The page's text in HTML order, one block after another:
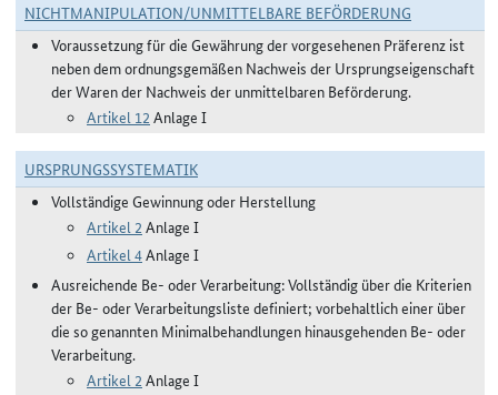
NICHTMANIPULATION/UNMITTELBARE BEFÖRDERUNG
Voraussetzung für die Gewährung der vorgesehenen Präferenz ist
neben dem ordnungsgemäßen Nachweis der Ursprungseigenschaft
der Waren der Nachweis der unmittelbaren Beförderung.
Artikel 12 Anlage I
URSPRUNGSSYSTEMATIK
Vollständige Gewinnung oder Herstellung
Artikel 2 Anlage I
Artikel 4Anlage I
Ausreichende Be- oder Verarbeitung: Vollständig über die Kriterien
der Be- oder Verarbeitungsliste definiert; vorbehaltlich einer über
die so genannten Minimalbehandlungen hinausgehenden Be- oder
Verarbeitung.
Artikel 2 Anlage I